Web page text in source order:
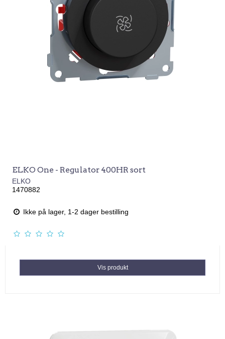
ELKO One - Regulator 400HR sort
ELKO
1470882
Ikke på lager, 1-2 dager bestilling
Vis produkt